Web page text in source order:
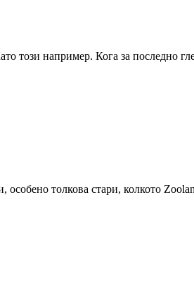
този например. Кога за последно
толкова стари, колкото